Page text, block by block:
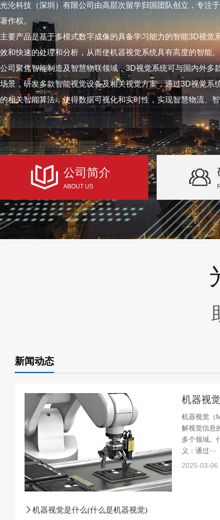
光沦科技（深圳）有限公司由高层次留学归国团队创立，专注
著作权。
主要产品是基于多模式数字成像的具备学习能力的智能3D视
效和快速的处理和分析，从而使机器视觉系统具有高度的智能
公司聚焦智能制造及智慧物联领域，3D视觉系统可与国内外
场景，研发多款智能视觉设备及相关视觉方案，通过3D视觉
的相关智能算法，使得数据可视化和实时性，实现智慧物流、
公司简介
ABOUT US
新闻动态
机器视
机器视觉（
解视觉信息
多个领域。
义：通过···
2025-03-06
机器视觉是什么(什么是机器视觉)